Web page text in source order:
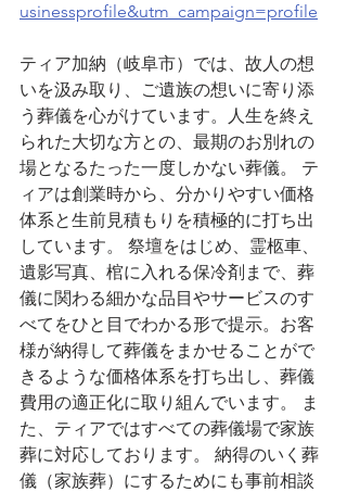
usinessprofile&utm_campaign=profile
ティア加納（岐阜市）では、故人の想
いを汲み取り、ご遺族の想いに寄り添
う葬儀を心がけています。人生を終え
られた大切な方との、最期のお別れの
場となるたった一度しかない葬儀。 テ
ィアは創業時から、分かりやすい価格
体系と生前見積もりを積極的に打ち出
しています。 祭壇をはじめ、霊柩車、
遺影写真、棺に入れる保冷剤まで、葬
儀に関わる細かな品目やサービスのす
べてをひと目でわかる形で提示。お客
様が納得して葬儀をまかせることがで
きるような価格体系を打ち出し、葬儀
費用の適正化に取り組んでいます。 ま
た、ティアではすべての葬儀場で家族
葬に対応しております。 納得のいく葬
儀（家族葬）にするためにも事前相談